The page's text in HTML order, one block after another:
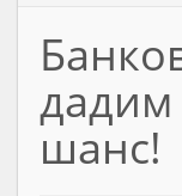
шанс!